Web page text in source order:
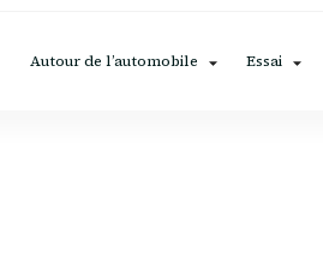
Autour de l’automobile Essai